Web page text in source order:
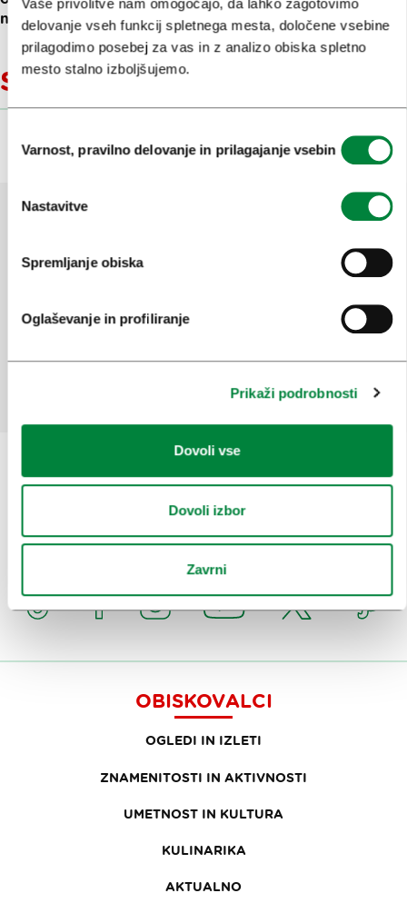
Vaše privolitve nam omogočajo, da lahko zagotovimo
delovanje vseh funkcij spletnega mesta, določene vsebine
prilagodimo posebej za vas in z analizo obiska spletno
mesto stalno izboljšujemo.
soglasja
Varnost, pravilno delovanje in prilagajanje vsebin
Nastavitve
Spremljanje obiska
Oglaševanje in profiliranje
Prikaži podrobnosti
Dovoli vse
Dovoli izbor
Zavrni
nad vodno gladino.
Sorodne vsebine
Pomagajte nam izboljšati spletno
mesto
Ste našli informacije, ki ste jih iskali?
Prijavi se nae-novice
OBISKOVALCI
OGLEDI IN IZLETI
ZNAMENITOSTI IN AKTIVNOSTI
UMETNOST IN KULTURA
KULINARIKA
AKTUALNO